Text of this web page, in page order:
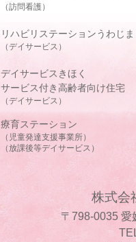
（訪問看護）
リハビリステーションうわじま
（デイサービス）
デイサービスきほく
サービス付き高齢者向け住宅
（デイサービス）
療育ステーション
（児童発達支援事業所）
（放課後等デイサービス）
株式会
〒798-0035 愛